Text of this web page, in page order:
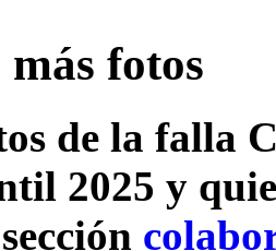
fotos
de la falla
2025 y